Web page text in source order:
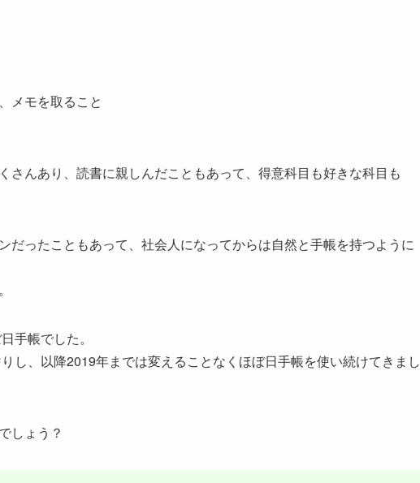
メモを取ること
さんあり、読書に親しんだこともあって、得意科目も好きな科目も
だったこともあって、社会人になってからは自然と手帳を持つように
手帳でした。
し、以降2019年までは変えることなくほぼ日手帳を使い続けてきまし
しょう？